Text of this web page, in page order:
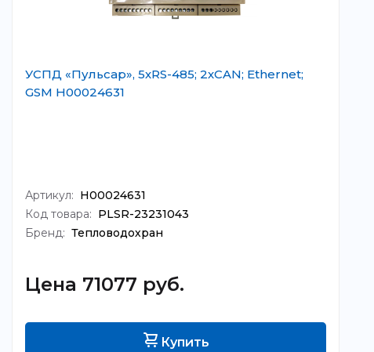
УСПД «Пульсар», 5хRS-485; 2хCAN; Ethernet;
GSM Н00024631
Артикул: Н00024631
Код товара: PLSR-23231043
Бренд: Тепловодохран
Цена 71077 руб.
Купить